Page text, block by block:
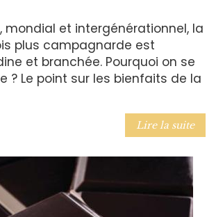
mondial et intergénérationnel, la
plus campagnarde est
et branchée. Pourquoi on se
? Le point sur les bienfaits de la
Lire la suite